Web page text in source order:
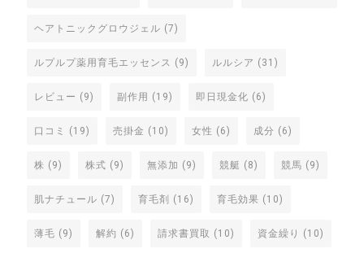
ヘアトニックグロウジェル (7)
ルプルプ薬用育毛エッセンス (9) ルルシア (31)
レビュー (9) 副作用 (19) 即日現金化 (6)
口コミ (19) 売掛金 (10) 女性 (6) 成分 (6)
株 (9) 株式 (9) 無添加 (9) 競艇 (8) 競馬 (9)
肌ナチュール (7) 育毛剤 (16) 育毛効果 (10)
薄毛 (9) 解約 (6) 請求書買取 (10) 資金繰り (10)